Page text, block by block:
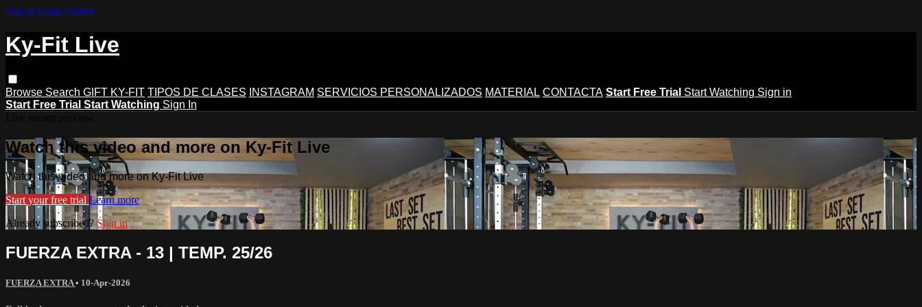
Skip to main content
Ky-Fit Live
Browse Search GIFT KY-FIT TIPOS DE CLASES INSTAGRAM SERVICIOS PERSONALIZADOS MATERIAL CONTACTA Start Free Trial Start Watching Sign in
Start Free Trial Start Watching Sign In
Watch this video and more on Ky-Fit Live
Watch this video and more on Ky-Fit Live
Start your free trial Learn more
Already subscribed?Sign in
FUERZA EXTRA - 13 | TEMP. 25/26
FUERZA EXTRA• 10-Apr-2026